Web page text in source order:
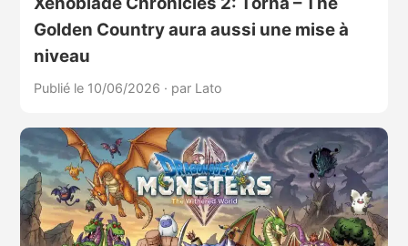
Golden Country aura aussi une mise à
niveau
Publié le 10/06/2026 · par Lato